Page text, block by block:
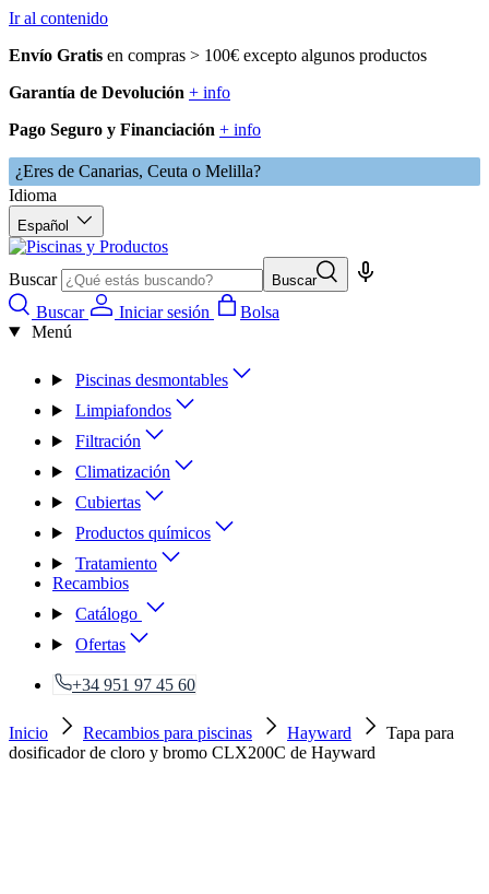
Ir al contenido
Envío Gratis en compras > 100€ excepto algunos productos
Garantía de Devolución + info
Pago Seguro y Financiación + info
¿Eres de Canarias, Ceuta o Melilla?
Idioma
Español
Buscar Buscar
Buscar Iniciar sesión
Bolsa
Menú
Piscinas desmontables
Limpiafondos
Filtración
Climatización
Cubiertas
Productos químicos
Tratamiento
Recambios
Catálogo
Ofertas
+34 951 97 45 60
Inicio Recambios para piscinas Hayward
Tapa para
dosificador de cloro y bromo CLX200C de Hayward